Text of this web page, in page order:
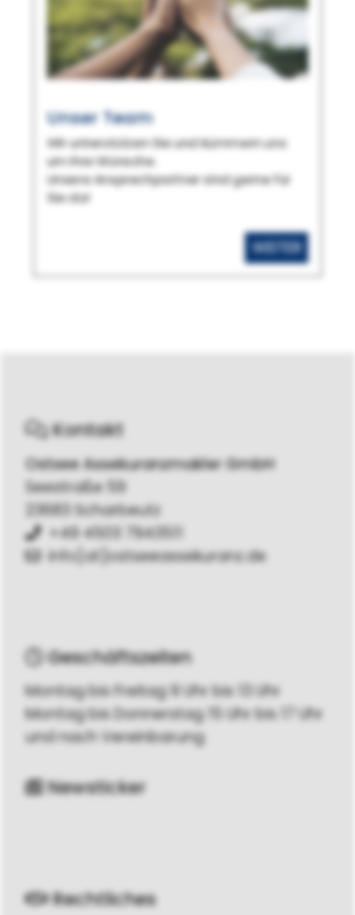
Unser Team
Wir unterstützen Sie und kümmern uns
um Ihre Wünsche.
Unsere Ansprechpartner sind gerne für
Sie da!
WEITER
Kontakt
Ostsee Assekuranzmakler GmbH
Seestraße 59
23683 Scharbeutz
+49 4503 7943511
info[at]ostseeassekuranz.de
Geschäftszeiten
Montag bis Freitag 9 Uhr bis 13 Uhr
Montag bis Donnerstag 15 Uhr bis 17 Uhr
und nach Vereinbarung
Newsticker
Rechtliches